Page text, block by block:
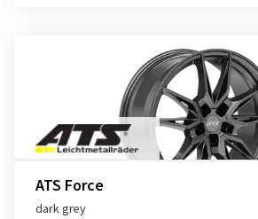
ATS Force
dark grey